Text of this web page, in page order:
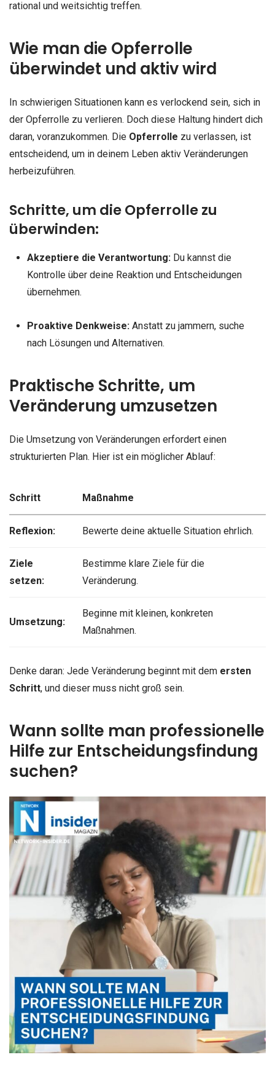
rational und weitsichtig treffen.
Wie man die Opferrolle
überwindet und aktiv wird
In schwierigen Situationen kann es verlockend sein, sich in
der Opferrolle zu verlieren. Doch diese Haltung hindert dich
daran, voranzukommen. Die Opferrolle zu verlassen, ist
entscheidend, um in deinem Leben aktiv Veränderungen
herbeizuführen.
Schritte, um die Opferrolle zu
überwinden:
Akzeptiere die Verantwortung:Du kannst die
Kontrolle über deine Reaktion und Entscheidungen
übernehmen.
Proaktive Denkweise:Anstatt zu jammern, suche
nach Lösungen und Alternativen.
Praktische Schritte, um
Veränderung umzusetzen
Die Umsetzung von Veränderungen erfordert einen
strukturierten Plan. Hier ist ein möglicher Ablauf:
Schritt Maßnahme
Reflexion: Bewerte deine aktuelle Situation ehrlich.
Ziele
setzen:
Bestimme klare Ziele für die
Veränderung.
Umsetzung:
Beginne mit kleinen, konkreten
Maßnahmen.
Denke daran: Jede Veränderung beginnt mit dem ersten
Schritt, und dieser muss nicht groß sein.
Wann sollte man professionelle
Hilfe zur Entscheidungsfindung
suchen?